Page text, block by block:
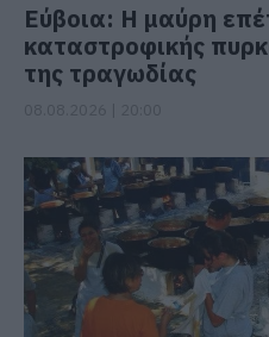
Εύβοια: Η μαύρη
καταστροφικής
της τραγωδίας